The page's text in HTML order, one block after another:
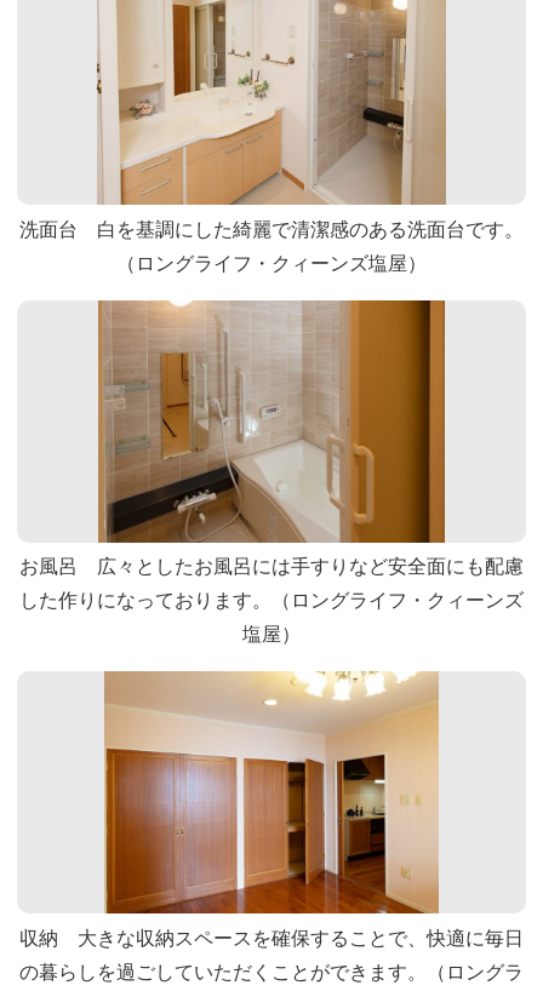
洗面台 白を基調にした綺麗で清潔感のある洗面台です。
（ロングライフ・クィーンズ塩屋）
お風呂 広々としたお風呂には手すりなど安全面にも配慮
した作りになっております。（ロングライフ・クィーンズ
塩屋）
収納 大きな収納スペースを確保することで、快適に毎日
の暮らしを過ごしていただくことができます。（ロングラ